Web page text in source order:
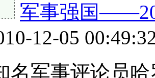
军事强国
12-05
名军事评论员